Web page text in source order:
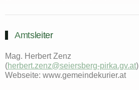
Amtsleiter
Mag. Herbert Zenz
(herbert.zenz@seiersberg-pirka.gv.at)
Webseite: www.gemeindekurier.at